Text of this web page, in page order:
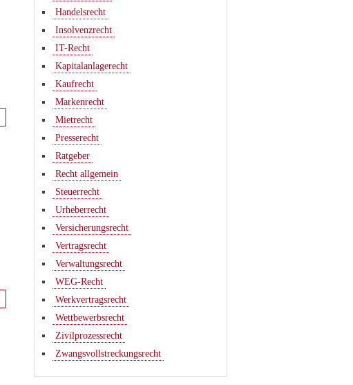
Handelsrecht
Insolvenzrecht
IT-Recht
Kapitalanlagerecht
Kaufrecht
Markenrecht
Mietrecht
Presserecht
Ratgeber
Recht allgemein
Steuerrecht
Urheberrecht
Versicherungsrecht
Vertragsrecht
Verwaltungsrecht
WEG-Recht
Werkvertragsrecht
Wettbewerbsrecht
Zivilprozessrecht
Zwangsvollstreckungsrecht